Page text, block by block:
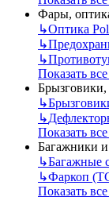
Фары,
↳Оптика
↳
↳
Показать
Брызговики,
↳
↳
Показать
Багажники
↳Багажные
↳Фаркоп
Показать